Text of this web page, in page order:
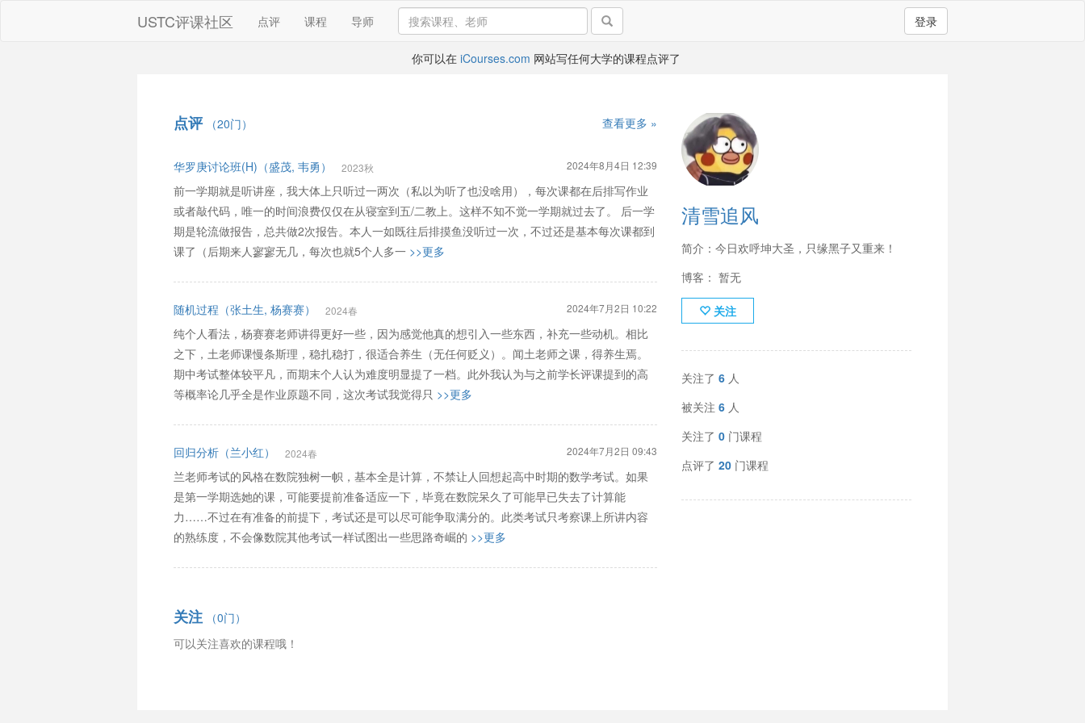
USTC评课社区 点评 课程 导师 登录
你可以在 iCourses.com 网站写任何大学的课程点评了
点评（20门） 查看更多 »
华罗庚讨论班(H)（盛茂, 韦勇） 2023秋 2024年8月4日 12:39
前一学期就是听讲座，我大体上只听过一两次（私以为听了也没啥用），每次课都在后排写作业
或者敲代码，唯一的时间浪费仅仅在从寝室到五/二教上。这样不知不觉一学期就过去了。 后一学
期是轮流做报告，总共做2次报告。本人一如既往后排摸鱼没听过一次，不过还是基本每次课都到
课了（后期来人寥寥无几，每次也就5个人多一 >>更多
随机过程（张土生, 杨赛赛） 2024春 2024年7月2日 10:22
纯个人看法，杨赛赛老师讲得更好一些，因为感觉他真的想引入一些东西，补充一些动机。相比
之下，土老师课慢条斯理，稳扎稳打，很适合养生（无任何贬义）。闻土老师之课，得养生焉。
期中考试整体较平凡，而期末个人认为难度明显提了一档。此外我认为与之前学长评课提到的高
等概率论几乎全是作业原题不同，这次考试我觉得只 >>更多
回归分析（兰小红） 2024春 2024年7月2日 09:43
兰老师考试的风格在数院独树一帜，基本全是计算，不禁让人回想起高中时期的数学考试。如果
是第一学期选她的课，可能要提前准备适应一下，毕竟在数院呆久了可能早已失去了计算能
力……不过在有准备的前提下，考试还是可以尽可能争取满分的。此类考试只考察课上所讲内容
的熟练度，不会像数院其他考试一样试图出一些思路奇崛的 >>更多
关注（0门）
可以关注喜欢的课程哦！
清雪追风
简介：今日欢呼坤大圣，只缘黑子又重来！
博客： 暂无
关注
关注了6 人
被关注6 人
关注了0 门课程
点评了20 门课程